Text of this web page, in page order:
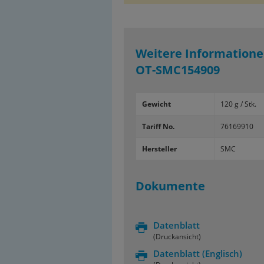
Weitere
OT-SMC154909
Gewicht 120 g / Stk.
Tariff No. 76169910
Hersteller SMC
Dokumente
Datenblatt
(Druckansicht)
Datenblatt (Englisch)